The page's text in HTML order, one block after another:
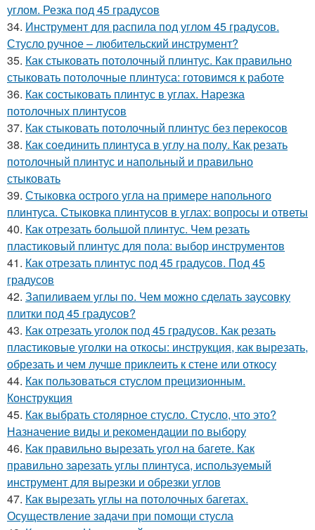
углом. Резка под 45 градусов
34. Инструмент для распила под углом 45 градусов.
Стусло ручное – любительский инструмент?
35. Как стыковать потолочный плинтус. Как правильно
стыковать потолочные плинтуса: готовимся к работе
36. Как состыковать плинтус в углах. Нарезка
потолочных плинтусов
37. Как стыковать потолочный плинтус без перекосов
38. Как соединить плинтуса в углу на полу. Как резать
потолочный плинтус и напольный и правильно
стыковать
39. Стыковка острого угла на примере напольного
плинтуса. Стыковка плинтусов в углах: вопросы и ответы
40. Как отрезать большой плинтус. Чем резать
пластиковый плинтус для пола: выбор инструментов
41. Как отрезать плинтус под 45 градусов. Под 45
градусов
42. Запиливаем углы по. Чем можно сделать заусовку
плитки под 45 градусов?
43. Как отрезать уголок под 45 градусов. Как резать
пластиковые уголки на откосы: инструкция, как вырезать,
обрезать и чем лучше приклеить к стене или откосу
44. Как пользоваться стуслом прецизионным.
Конструкция
45. Как выбрать столярное стусло. Стусло, что это?
Назначение виды и рекомендации по выбору
46. Как правильно вырезать угол на багете. Как
правильно зарезать углы плинтуса, используемый
инструмент для вырезки и обрезки углов
47. Как вырезать углы на потолочных багетах.
Осуществление задачи при помощи стусла